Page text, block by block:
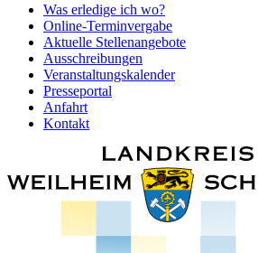
Was erledige ich wo?
Online-Terminvergabe
Aktuelle Stellenangebote
Ausschreibungen
Veranstaltungskalender
Presseportal
Anfahrt
Kontakt